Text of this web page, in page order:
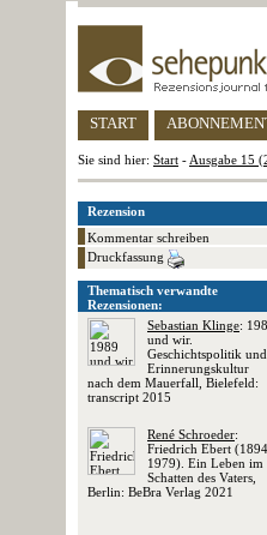
START
Sie sind hier: Start - Ausgabe 15
Rezension
Kommentar schreiben
Druckfassung
Thematisch verwandte
Rezensionen:
Sebastian Klinge:
und wir.
Geschichtspolitik und
Erinnerungskultur
nach dem Mauerfall, Bielefeld:
transcript 2015
René Schroeder:
Friedrich Ebert
1979). Ein Leben im
Schatten des Vaters,
Berlin: BeBra Verlag 2021